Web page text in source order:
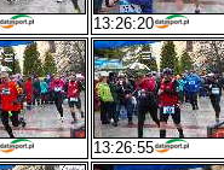
13:26:20
13:26:55